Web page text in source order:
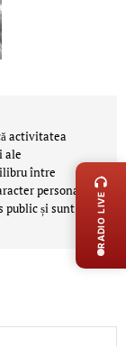
activitatea
ale
între
personal.
public și sunt
RADIO LIVE